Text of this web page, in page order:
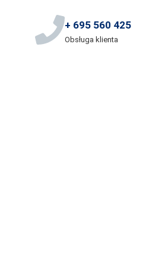
+ 695 560 425
Obsługa klienta